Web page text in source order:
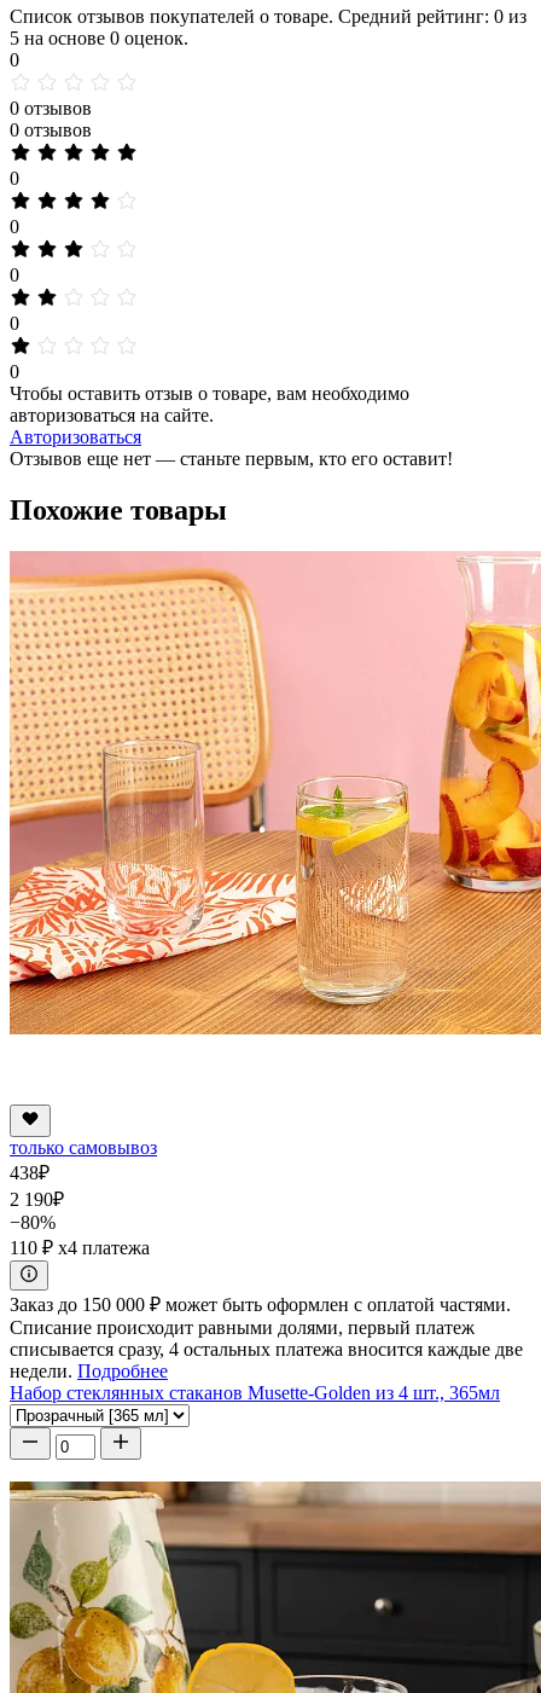
Список отзывов покупателей о товаре. Средний рейтинг: 0 из
5 на основе 0 оценок.
0
0 отзывов
0 отзывов
0
0
0
0
0
Чтобы оставить отзыв о товаре, вам необходимо
авторизоваться на сайте.
Авторизоваться
Отзывов еще нет — станьте первым, кто его оставит!
Похожие товары
только самовывоз
438₽
2 190₽
−80%
110 ₽ x4 платежа
Заказ до 150 000 ₽ может быть оформлен с оплатой частями.
Списание происходит равными долями, первый платеж
списывается сразу, 4 остальных платежа вносится каждые две
недели. Подробнее
Набор стеклянных стаканов Musette-Golden из 4 шт., 365мл